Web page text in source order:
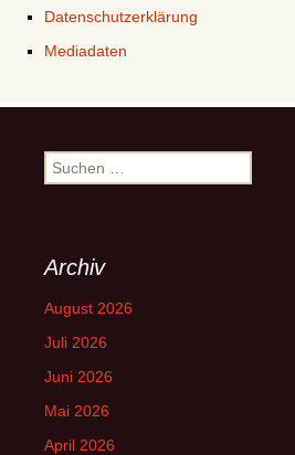
Datenschutzerklärung
Mediadaten
Suchen
nach:
Archiv
August 2026
Juli 2026
Juni 2026
Mai 2026
April 2026